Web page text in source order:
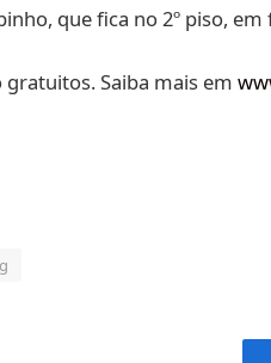
que fica no 2º piso, em
gratuitos. Saiba mais em